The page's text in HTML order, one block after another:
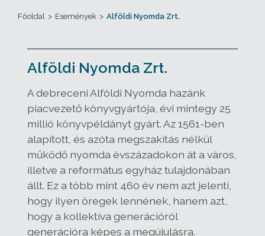
Főoldal > Események > Alföldi Nyomda Zrt.
Alföldi Nyomda Zrt.
A debreceni Alföldi Nyomda hazánk
piacvezető könyvgyártója, évi mintegy 25
millió könyvpéldányt gyárt. Az 1561-ben
alapított, és azóta megszakítás nélkül
működő nyomda évszázadokon át a város,
illetve a református egyház tulajdonában
állt. Ez a több mint 460 év nem azt jelenti,
hogy ilyen öregek lennének, hanem azt,
hogy a kollektíva generációról
generációra képes a megújulásra.